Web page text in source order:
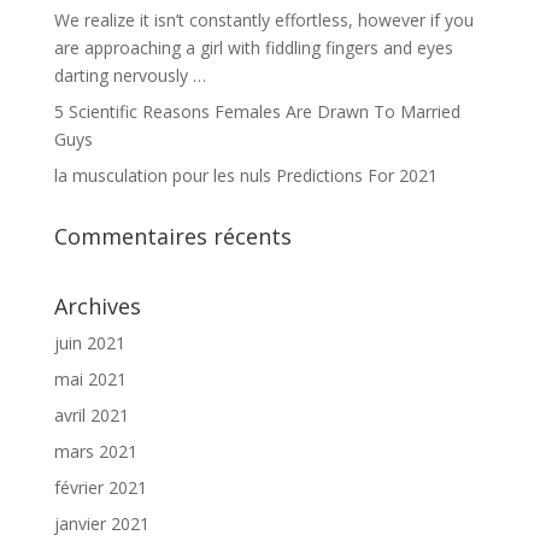
We realize it isn’t constantly effortless, however if you
are approaching a girl with fiddling fingers and eyes
darting nervously …
5 Scientific Reasons Females Are Drawn To Married
Guys
la musculation pour les nuls Predictions For 2021
Commentaires récents
Archives
juin 2021
mai 2021
avril 2021
mars 2021
février 2021
janvier 2021